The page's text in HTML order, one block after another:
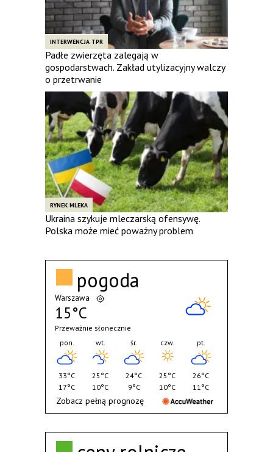
INTERWENCJA TPR
Padłe zwierzęta zalegają w
gospodarstwach. Zakład utylizacyjny walczy
o przetrwanie
RYNEK MLEKA
Ukraina szykuje mleczarską ofensywę.
Polska może mieć poważny problem
pogoda
Warszawa
15°C
Przeważnie słonecznie
pon.
33°C
17°C
wt.
25°C
10°C
śr.
24°C
9°C
czw.
25°C
10°C
pt.
26°C
11°C
Zobacz pełną prognozę